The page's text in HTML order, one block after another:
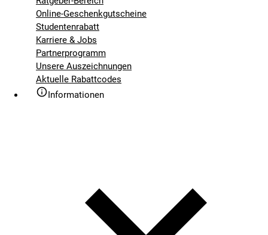
Online-Geschenkgutscheine
Studentenrabatt
Karriere & Jobs
Partnerprogramm
Unsere Auszeichnungen
Aktuelle Rabattcodes
Informationen